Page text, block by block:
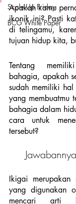
Scale Up Friday
BCG White Paper
Apakah kamu
ikonik ini? Pasti
di telingamu,
tujuan hidup kita,
Tentang
bahagia, apakah
sudah memiliki hal
yang membuatmu
bahagia dalam
cara untuk
tersebut?
Ikigai merupakan
yang digunakan
mencari arti